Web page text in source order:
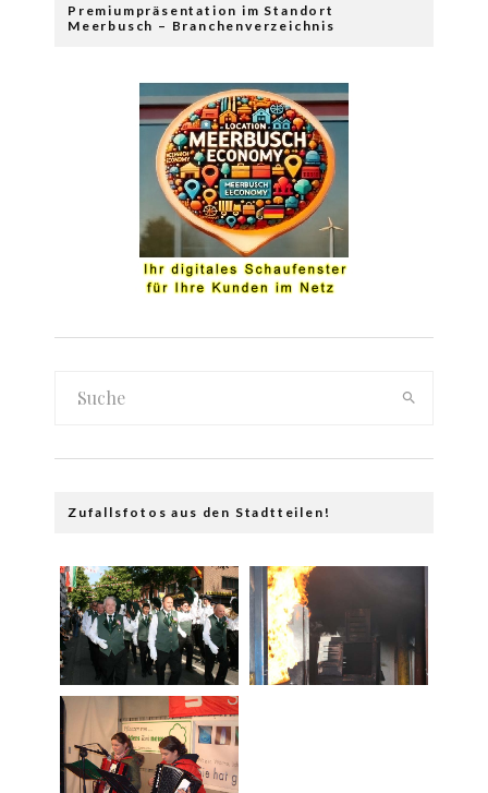
Premiumpräsentation im Standort
Meerbusch – Branchenverzeichnis
Zufallsfotos aus den Stadtteilen!